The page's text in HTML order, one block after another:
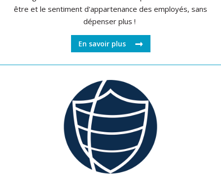
être et le sentiment d'appartenance des employés, sans
dépenser plus !
En savoir plus